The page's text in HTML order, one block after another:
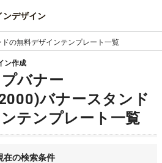
ンデザイン
の無料デザインテンプレート一覧
ン作成
バナー
バナースタンド
テンプレート一覧
在の検索条件